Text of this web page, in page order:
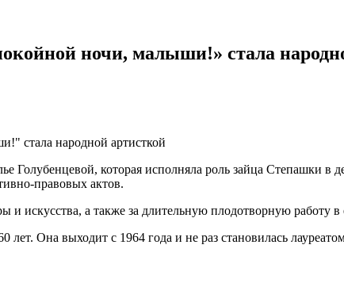
ночи, малыши!» стала
Голубенцевой, которая исполняла роль зайца Степашки в
правовых актов.
и искусства, а также за длительную плодотворную работу в
лет. Она выходит с 1964 года и не раз становилась